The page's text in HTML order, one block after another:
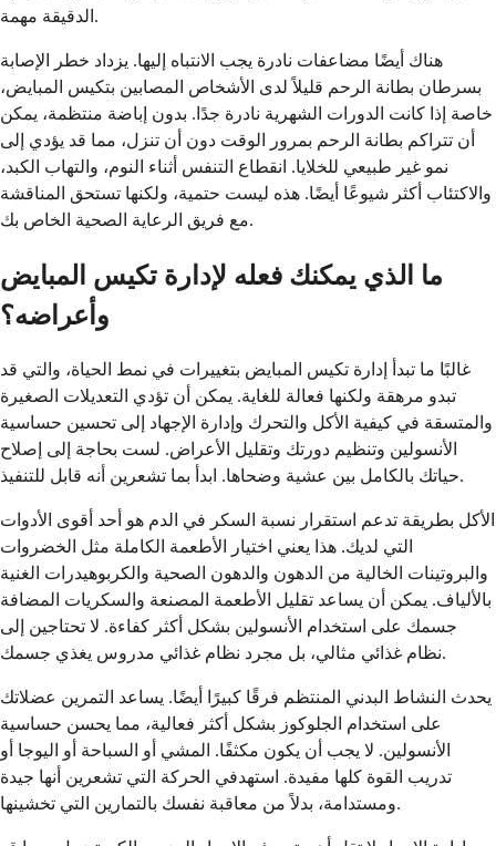
الدقيقة مهمة.
هناك أيضًا مضاعفات نادرة يجب الانتباه إليها. يزداد خطر الإصابة
بسرطان بطانة الرحم قليلاً لدى الأشخاص المصابين بتكيس المبايض،
خاصة إذا كانت الدورات الشهرية نادرة جدًا. بدون إباضة منتظمة، يمكن
أن تتراكم بطانة الرحم بمرور الوقت دون أن تنزل، مما قد يؤدي إلى
نمو غير طبيعي للخلايا. انقطاع التنفس أثناء النوم، والتهاب الكبد،
والاكتئاب أكثر شيوعًا أيضًا. هذه ليست حتمية، ولكنها تستحق المناقشة
مع فريق الرعاية الصحية الخاص بك.
ما الذي يمكنك فعله لإدارة تكيس المبايض
وأعراضه؟
غالبًا ما تبدأ إدارة تكيس المبايض بتغييرات في نمط الحياة، والتي قد
تبدو مرهقة ولكنها فعالة للغاية. يمكن أن تؤدي التعديلات الصغيرة
والمتسقة في كيفية الأكل والتحرك وإدارة الإجهاد إلى تحسين حساسية
الأنسولين وتنظيم دورتك وتقليل الأعراض. لست بحاجة إلى إصلاح
حياتك بالكامل بين عشية وضحاها. ابدأ بما تشعرين أنه قابل للتنفيذ.
الأكل بطريقة تدعم استقرار نسبة السكر في الدم هو أحد أقوى الأدوات
التي لديك. هذا يعني اختيار الأطعمة الكاملة مثل الخضروات
والبروتينات الخالية من الدهون والدهون الصحية والكربوهيدرات الغنية
بالألياف. يمكن أن يساعد تقليل الأطعمة المصنعة والسكريات المضافة
جسمك على استخدام الأنسولين بشكل أكثر كفاءة. لا تحتاجين إلى
نظام غذائي مثالي، بل مجرد نظام غذائي مدروس يغذي جسمك.
يحدث النشاط البدني المنتظم فرقًا كبيرًا أيضًا. يساعد التمرين عضلاتك
على استخدام الجلوكوز بشكل أكثر فعالية، مما يحسن حساسية
الأنسولين. لا يجب أن يكون مكثفًا. المشي أو السباحة أو اليوجا أو
تدريب القوة كلها مفيدة. استهدفي الحركة التي تشعرين أنها جيدة
ومستدامة، بدلاً من معاقبة نفسك بالتمارين التي تخشينها.